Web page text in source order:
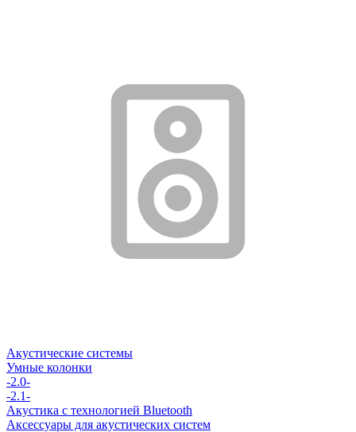
Акустические системы
Умные колонки
-2.0-
-2.1-
Акустика с технологией Bluetooth
Аксессуары для акустических систем